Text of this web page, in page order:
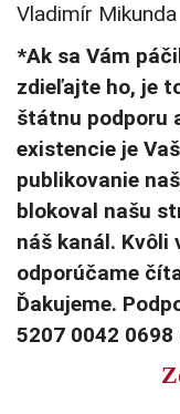
Vladimír Mikunda
*Ak sa Vám
zdieľajte ho, je
štátnu podporu
existencie je
publikovanie
blokoval našu
náš kanál.
odporúčame
Ďakujeme.
5207 0042 0698